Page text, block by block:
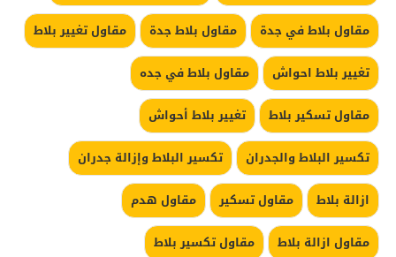
مقاول بلاط في جدة
مقاول بلاط جدة
مقاول تغيير بلاط
تغيير بلاط احواش
مقاول بلاط في جده
مقاول تسكير بلاط
تغيير بلاط أحواش
تكسير البلاط والجدران
تكسير البلاط وإزالة جدران
ازالة بلاط
مقاول تسكير
مقاول هدم
مقاول ازالة بلاط
مقاول تكسير بلاط